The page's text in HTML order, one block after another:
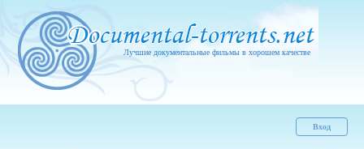
Лучшие документальные фильмы в хорошем качестве
Вход